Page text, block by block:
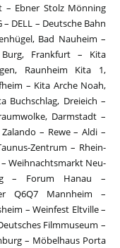
– Ebner Stolz Mönning
DELL – Deutsche Bahn
Bad Nauheim –
Frankfurt – Kita
Raunheim Kita 1,
– Kita Arche Noah,
Buchschlag, Dreieich –
Darmstadt –
– Rewe – Aldi –
Zentrum – Rhein-
Weihnachtsmarkt Neu-
– Forum Hanau –
Q6Q7 Mannheim –
– Weinfest Eltville –
Filmmuseum –
– Möbelhaus Porta